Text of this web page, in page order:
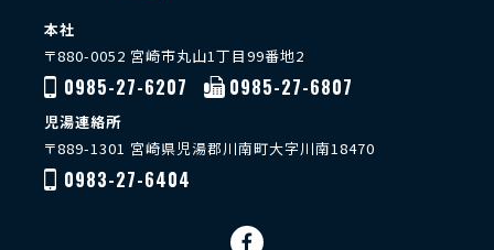
本社
〒880-0052 宮崎市丸山1丁目99番地2
0985-27-6207 0985-27-6807
児湯連絡所
〒889-1301 宮崎県児湯郡川南町大字川南18470
0983-27-6404